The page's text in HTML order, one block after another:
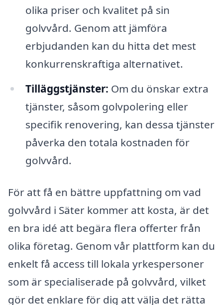
olika priser och kvalitet på sin
golvvård. Genom att jämföra
erbjudanden kan du hitta det mest
konkurrenskraftiga alternativet.
Tilläggstjänster: Om du önskar extra
tjänster, såsom golvpolering eller
specifik renovering, kan dessa tjänster
påverka den totala kostnaden för
golvvård.
För att få en bättre uppfattning om vad
golvvård i Säter kommer att kosta, är det
en bra idé att begära flera offerter från
olika företag. Genom vår plattform kan du
enkelt få access till lokala yrkespersoner
som är specialiserade på golvvård, vilket
gör det enklare för dig att välja det rätta